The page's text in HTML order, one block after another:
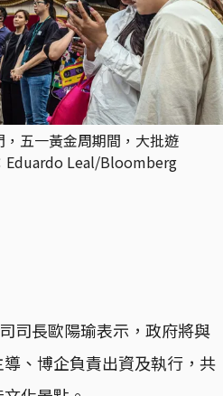
五一黃金周期間，大批遊
Eduardo Leal/Bloomberg
司長歐陽瑜表示，政府將與
、博企負責出資及執行，共